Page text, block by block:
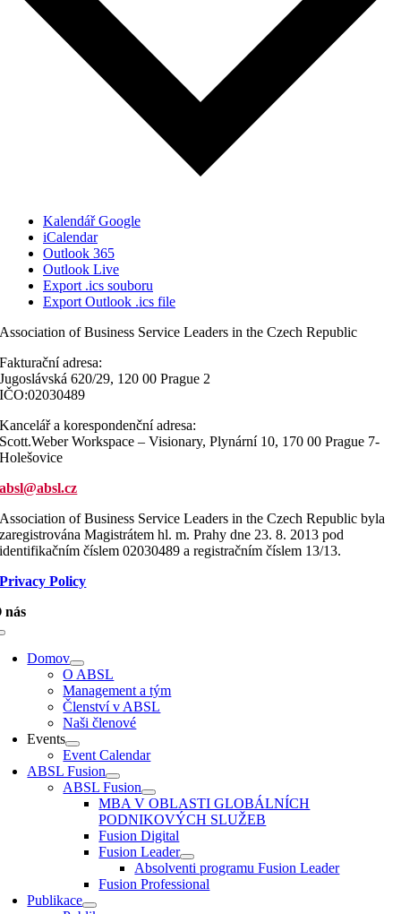
Kalendář Google
iCalendar
Outlook 365
Outlook Live
Export .ics souboru
Export Outlook .ics file
Association of Business Service Leaders in the Czech Republic
Fakturační adresa:
Jugoslávská 620/29, 120 00 Prague 2
IČO:02030489
Kancelář a korespondenční adresa:
Scott.Weber Workspace – Visionary, Plynární 10, 170 00 Prague 7-
Holešovice
absl@absl.cz
Association of Business Service Leaders in the Czech Republic byla
zaregistrována Magistrátem hl. m. Prahy dne 23. 8. 2013 pod
identifikačním číslem 02030489 a registračním číslem 13/13.
Privacy Policy
nás
Domov
O ABSL
Management a tým
Členství v ABSL
Naši členové
Events
Event Calendar
ABSL Fusion
ABSL Fusion
MBA V OBLASTI GLOBÁLNÍCH
PODNIKOVÝCH SLUŽEB
Fusion Digital
Fusion Leader
Absolventi programu Fusion Leader
Fusion Professional
Publikace